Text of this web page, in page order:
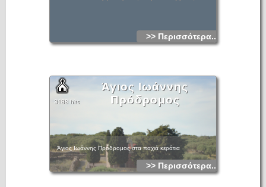
>> Περισσότερα...
Άγιος Ιωάννης
Πρόδρομος
3188 hits
Άγιος Ιωάννης Πρόδρομος στα παχιά κεράτια
>> Περισσότερα...